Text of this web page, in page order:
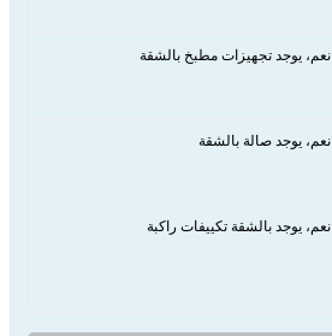
نعم، يوجد تجهيزات مطبخ بالشقة
نعم، يوجد صالة بالشقة
نعم، يوجد بالشقة تكييفات راكبة